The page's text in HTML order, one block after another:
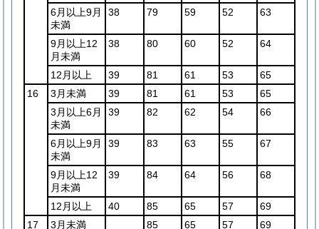
6月以上9月
未満
38 79 59 52 63
9月以上12
月未満
38 80 60 52 64
12月以上 39 81 61 53
65
16
3月未満 39 81 61 53
65
3月以上6月
未満
39 82 62 54 66
6月以上9月
未満
39 83 63 55 67
9月以上12
月未満
39 84 64 56 68
12月以上 40 85 65 57
69
17
3月未満 85 65 57
69